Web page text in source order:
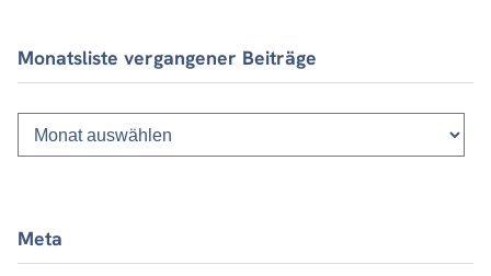
Monatsliste vergangener Beiträge
Monatsliste
vergangener
Beiträge
Meta